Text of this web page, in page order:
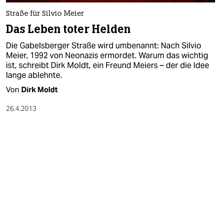
berlin
wahrheit
verlag
Straße für Silvio Meier
Das Leben toter Helden
Die Gabelsberger Straße wird umbenannt: Nach Silvio
Meier, 1992 von Neonazis ermordet. Warum das wichtig
ist, schreibt Dirk Moldt, ein Freund Meiers – der die Idee
lange ablehnte.
Von Dirk Moldt
26.4.2013